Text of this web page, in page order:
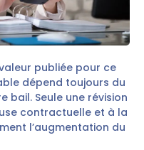
valeur publiée pour ce
dépend toujours du
bail. Seule une révision
contractuelle et à la
l’augmentation du